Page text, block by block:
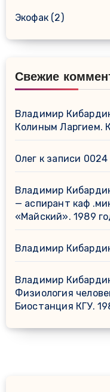
Экофак(2)
Свежие
Владимир
Колиным Ларгием.
Олег к записи 0024
Владимир
— аспирант каф
«Майский». 1989
Владимир
Владимир
Физиология
Биостанция КГУ.